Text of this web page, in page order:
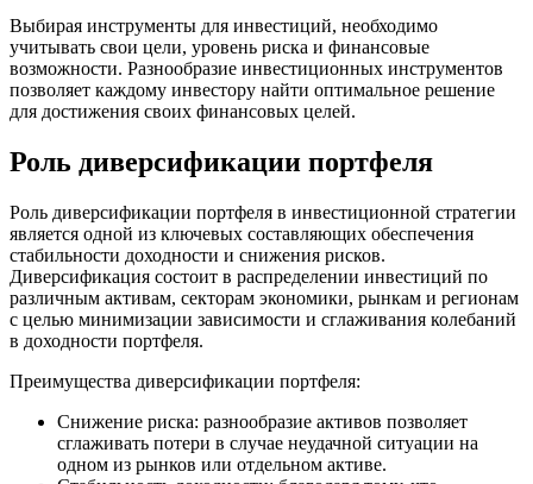
Выбирая инструменты для инвестиций, необходимо
учитывать свои цели, уровень риска и финансовые
возможности. Разнообразие инвестиционных инструментов
позволяет каждому инвестору найти оптимальное решение
для достижения своих финансовых целей.
Роль диверсификации портфеля
Роль диверсификации портфеля в инвестиционной стратегии
является одной из ключевых составляющих обеспечения
стабильности доходности и снижения рисков.
Диверсификация состоит в распределении инвестиций по
различным активам, секторам экономики, рынкам и регионам
с целью минимизации зависимости и сглаживания колебаний
в доходности портфеля.
Преимущества диверсификации портфеля:
Снижение риска: разнообразие активов позволяет
сглаживать потери в случае неудачной ситуации на
одном из рынков или отдельном активе.